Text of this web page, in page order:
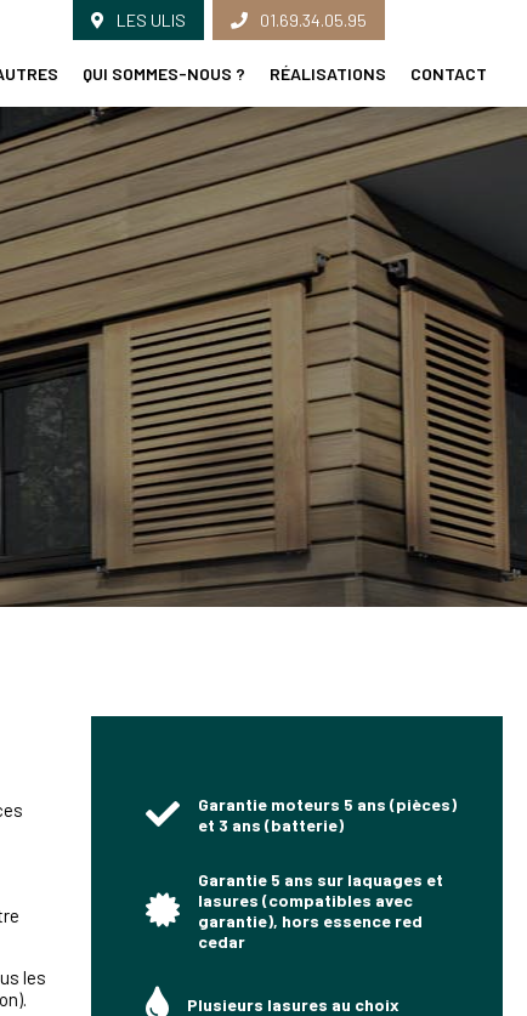
QUI SOMMES-NOUS ? RÉALISATIONS CONTACT
LES ULIS 01.69.34.05.95
les
Garantie moteurs 5 ans (pièces)
et 3 ans (batterie)
Garantie 5 ans sur laquages et
lasures (compatibles avec
garantie), hors essence red
cedar
Plusieurs lasures au choix